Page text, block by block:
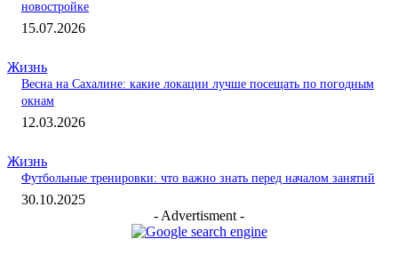
новостройке
15.07.2026
Жизнь
Весна на Сахалине: какие локации лучше посещать по погодным
окнам
12.03.2026
Жизнь
Футбольные тренировки: что важно знать перед началом занятий
30.10.2025
- Advertisment -